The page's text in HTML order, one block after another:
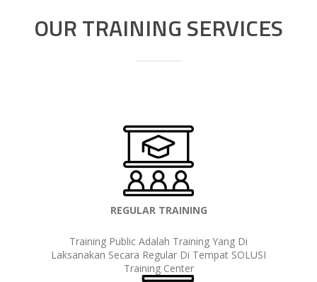
OUR TRAINING SERVICES
REGULAR TRAINING
Training Public Adalah Training Yang Di
Laksanakan Secara Regular Di Tempat SOLUSI
Training Center